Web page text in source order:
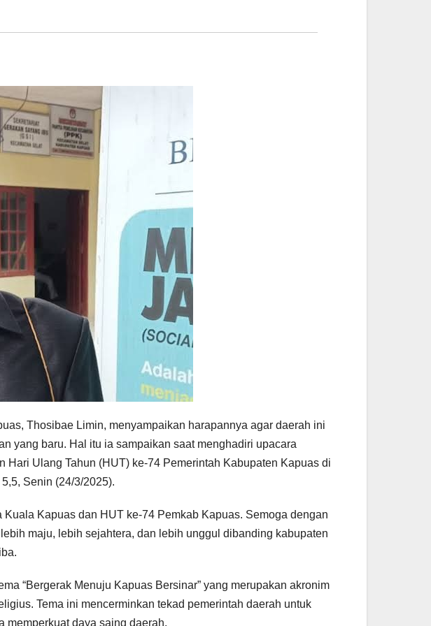
Thosibae Limin, menyampaikan harapannya agar daerah ini
yang baru. Hal itu ia sampaikan saat menghadiri upacara
Ulang Tahun (HUT) ke-74 Pemerintah Kabupaten Kapuas di
Senin (24/3/2025).
Kapuas dan HUT ke-74 Pemkab Kapuas. Semoga dengan
maju, lebih sejahtera, dan lebih unggul dibanding kabupaten
“Bergerak Menuju Kapuas Bersinar” yang merupakan akronim
Tema ini mencerminkan tekad pemerintah daerah untuk
memperkuat daya saing daerah.